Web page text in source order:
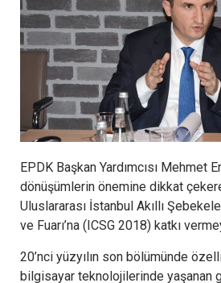
EPDK Başkan Yardımcısı Mehmet
dönüşümlerin önemine dikkat
Uluslararası İstanbul Akıllı
ve Fuarı’na (ICSG 2018) katkı
20’nci yüzyılın son bölümünde
bilgisayar teknolojilerinde yaşanan